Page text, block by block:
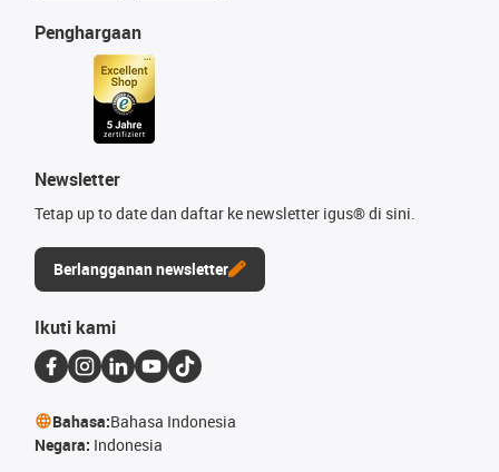
Penghargaan
Newsletter
Tetap up to date dan daftar ke newsletter igus® di sini.
Berlangganan newsletter
Ikuti kami
Bahasa:Bahasa Indonesia
Negara: Indonesia